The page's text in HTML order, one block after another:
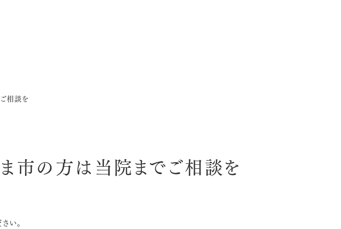
相談を
市の方は当院までご相談を
い。